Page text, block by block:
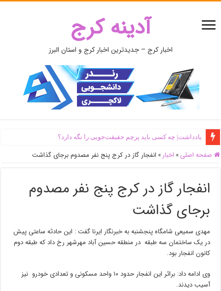
آدینه کرج
اخبار کرج – جدیدترین اخبار کرج و استان البرز
یادداشت| ‌چه کسی باید پرچم حقیقت‌جویی را نگه دارد؟
اَبَر‌ویلای شخص ذی‌نفوذ در حاشیه‌ رود کرج تخریب شد + جزئیات و فیلم
صفحه اصلی » اخبار » انفجار گاز در کرج پنج نفر مصدوم برجای گذاشت
انفجار گاز در کرج پنج نفر مصدوم
برجای گذاشت
مهدی سمیعی شامگاه پنجشنبه به خبرنگار ایرنا گفت : این حادثه ساعتی پیش
در یک ساختمان سه طبقه در منطقه حسین آباد مهرشهر رخ داد که طبقه دوم
کانون انفجار بود.
وی ادامه داد: براثر این انفجار حدود ۱۰ واحد مسکونی و تعدادی خودرو نیز
آسیب دیدند.